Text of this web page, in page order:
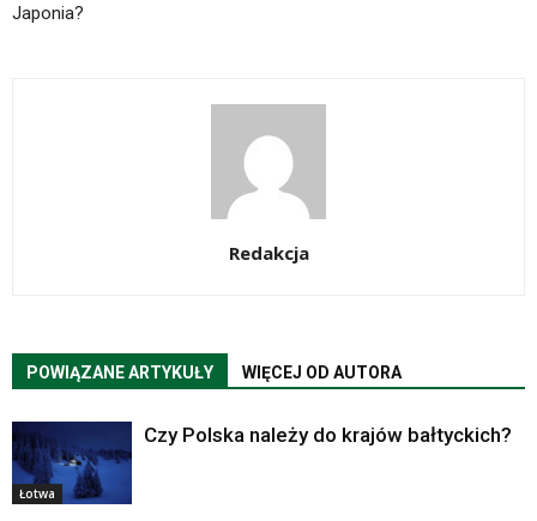
Japonia?
Redakcja
POWIĄZANE ARTYKUŁY WIĘCEJ OD AUTORA
Łotwa
Czy Polska należy do krajów bałtyckich?